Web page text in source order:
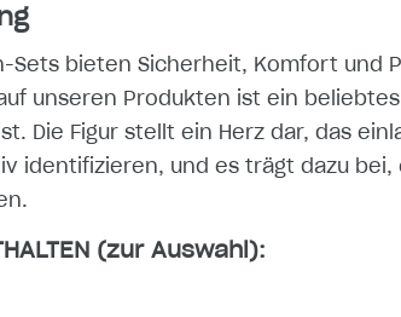
Sets bieten Sicherheit, Komfort und
auf unseren Produkten ist ein
Die Figur stellt ein Herz dar, das
identifizieren, und es trägt dazu
(zur Auswahl):